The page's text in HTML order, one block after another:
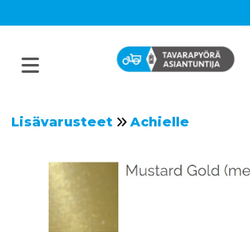
Lisävarusteet Achielle